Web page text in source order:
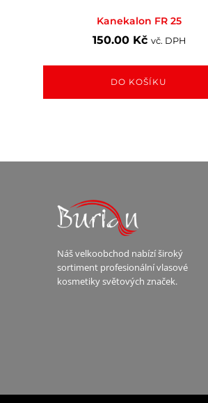
Kanekalon FR 25
150.00 Kč vč. DPH
DO KOŠÍKU
Náš velkoobchod nabízí široký
sortiment profesionální vlasové
kosmetiky světových značek.